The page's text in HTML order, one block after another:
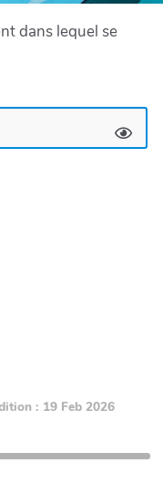
dans lequel se
: 19 Feb 2026